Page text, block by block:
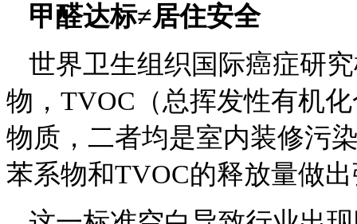
甲醛达标≠居住安全
世界卫生组织国际癌症研
物，TVOC（总挥发性有机
物质，二者均是室内装修污
苯系物和TVOC的释放量做